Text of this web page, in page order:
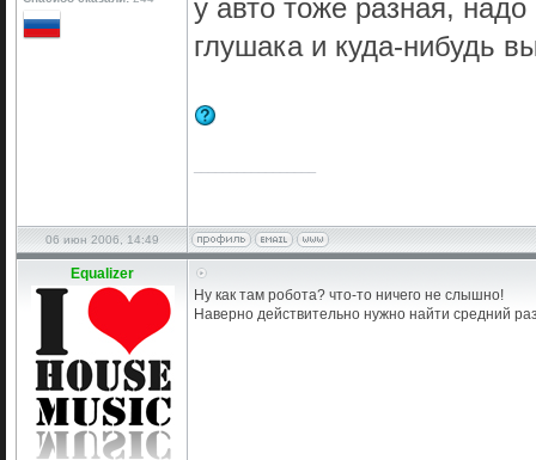
у авто тоже разная,
глушака и куда-нибудь
06 июн 2006, 14:49
Equalizer
Ну как там робота? что-то ничего не слышно!
Наверно действительно нужно найти средний